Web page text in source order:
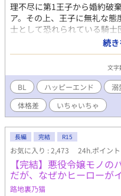
理不尽に第1王子から婚約破
ア。その上、王子に無礼な
士として恐れられている騎
ることに。 しかし、アルフ
は一方通行、きっと愛して
ばにいられるならそれでい
が、アルフレッドは、ミア
_？ 「…お前は、本当に愛ら
心臓が持たないです…！」 山
プルのお話。 ────── ※現
は通常版が先になります) ※
※R18部分の追加以外に内容
続
文字
BL ハッピーエンド 溺
体格差
いちゃいちゃ
長編 完結 R15
お気に入り : 2,473 24h.ポイン
【完結】悪役令嬢モノ
だが、なぜかヒーローが
路地裏乃猫